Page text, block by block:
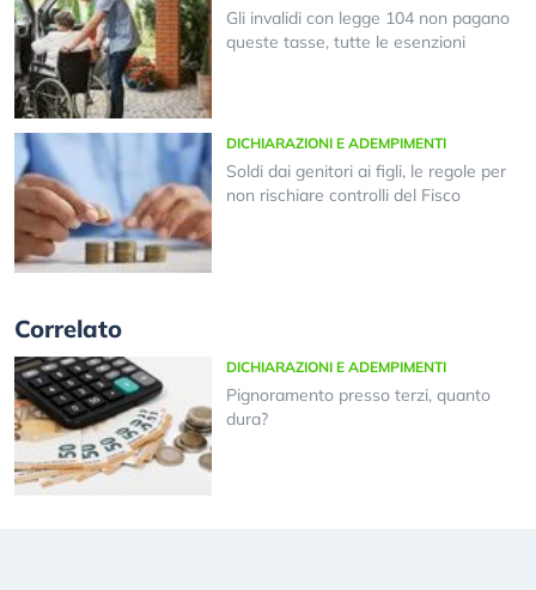
Gli invalidi con legge 104 non pagano
queste tasse, tutte le esenzioni
DICHIARAZIONI E ADEMPIMENTI
Soldi dai genitori ai figli, le regole per
non rischiare controlli del Fisco
Correlato
DICHIARAZIONI E ADEMPIMENTI
Pignoramento presso terzi, quanto
dura?